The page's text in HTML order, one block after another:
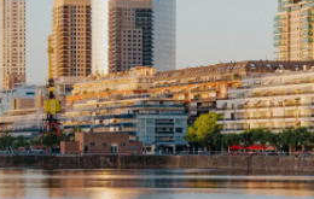
der HR in bestehende Abläufe
für dein Team
Lösungen, um Teams zu
und Großunternehmen